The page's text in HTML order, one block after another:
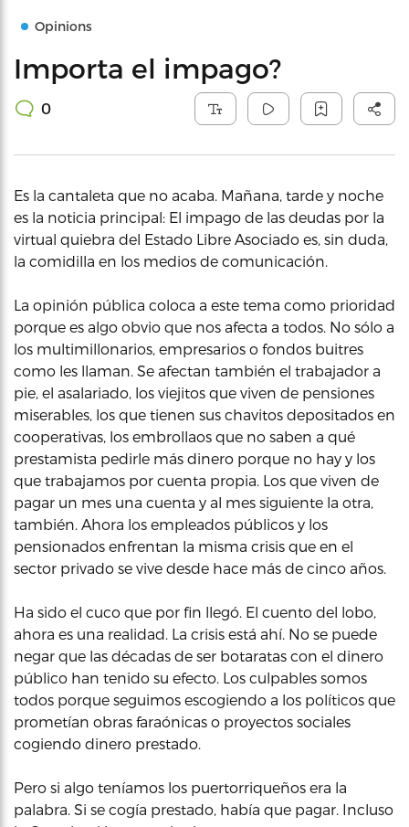
Opinions
Importa el impago?
0
Es la cantaleta que no acaba. Mañana, tarde y noche
es la noticia principal: El impago de las deudas por la
virtual quiebra del Estado Libre Asociado es, sin duda,
la comidilla en los medios de comunicación.
La opinión pública coloca a este tema como prioridad
porque es algo obvio que nos afecta a todos. No sólo a
los multimillonarios, empresarios o fondos buitres
como les llaman. Se afectan también el trabajador a
pie, el asalariado, los viejitos que viven de pensiones
miserables, los que tienen sus chavitos depositados en
cooperativas, los embrollaos que no saben a qué
prestamista pedirle más dinero porque no hay y los
que trabajamos por cuenta propia. Los que viven de
pagar un mes una cuenta y al mes siguiente la otra,
también. Ahora los empleados públicos y los
pensionados enfrentan la misma crisis que en el
sector privado se vive desde hace más de cinco años.
Ha sido el cuco que por fin llegó. El cuento del lobo,
ahora es una realidad. La crisis está ahí. No se puede
negar que las décadas de ser botaratas con el dinero
público han tenido su efecto. Los culpables somos
todos porque seguimos escogiendo a los políticos que
prometían obras faraónicas o proyectos sociales
cogiendo dinero prestado.
Pero si algo teníamos los puertorriqueños era la
palabra. Si se cogía prestado, había que pagar. Incluso